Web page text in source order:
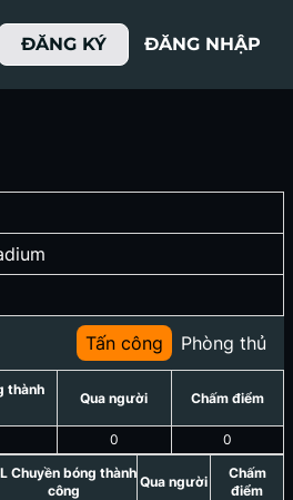
ĐĂNG KÝ ĐĂNG NHẬP
Tấn công Phòng thủ
thành
Qua người
0
Chấm điểm
0
Chuyền bóng thành
công
Qua người
Chấm
điểm